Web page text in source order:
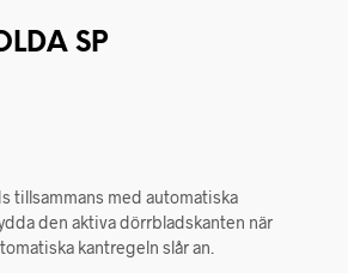
SP
tillsammans med automatiska
den aktiva dörrbladskanten när
kantregeln slår an.